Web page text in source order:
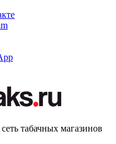
табачных магазинов